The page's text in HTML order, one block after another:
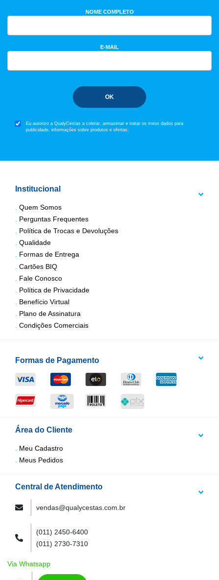
NOME COMPLETO
E-MAIL
OK
Eu autorizo a QualyCestas a coletar, armazenar e tratar os meus dados para
publicidade, informações sobre produtos e ofertas.
Institucional
Quem Somos
Perguntas Frequentes
Política de Trocas e Devoluções
Qualidade
Formas de Entrega
Cartões BIQ
Fale Conosco
Política de Privacidade
Benefício Virtual
Plano de Assinatura
Condições Comerciais
Formas de Pagamento
Área do Cliente
Meu Cadastro
Meus Pedidos
Central de Atendimento
vendas@qualycestas.com.br
(011) 2450-6400
(011) 2730-7310
Via Whatsapp